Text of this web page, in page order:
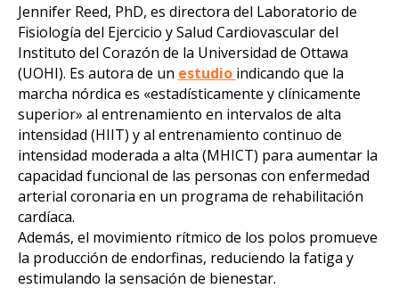
Jennifer Reed, PhD, es directora del Laboratorio de
Fisiología del Ejercicio y Salud Cardiovascular del
Instituto del Corazón de la Universidad de Ottawa
(UOHI). Es autora de un estudio indicando que la
marcha nórdica es «estadísticamente y clínicamente
superior» al entrenamiento en intervalos de alta
intensidad (HIIT) y al entrenamiento continuo de
intensidad moderada a alta (MHICT) para aumentar la
capacidad funcional de las personas con enfermedad
arterial coronaria en un programa de rehabilitación
cardíaca.
Además, el movimiento rítmico de los polos promueve
la producción de endorfinas, reduciendo la fatiga y
estimulando la sensación de bienestar.